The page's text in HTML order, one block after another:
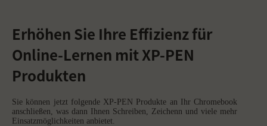
Erhöhen Sie Ihre Effizienz für
Online-Lernen mit XP-PEN
Produkten
Sie können jetzt folgende XP-PEN Produkte an Ihr Chromebook
anschließen, was dann Ihnen Schreiben, Zeichenn und viele mehr
Einsatzmöglichkeiten anbietet.